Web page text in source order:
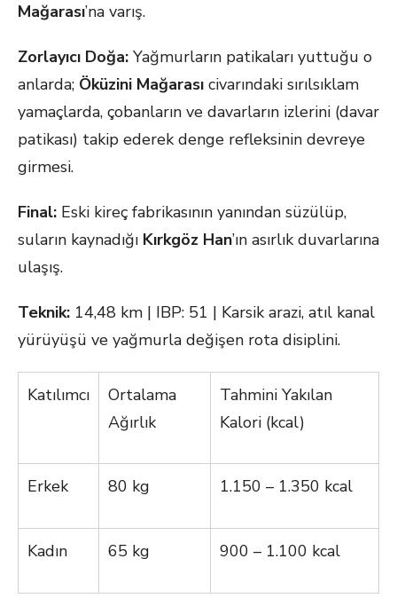
Mağarası’na varış.
Zorlayıcı Doğa: Yağmurların patikaları yuttuğu o
anlarda; Öküzini Mağarası civarındaki sırılsıklam
yamaçlarda, çobanların ve davarların izlerini (davar
patikası) takip ederek denge refleksinin devreye
girmesi.
Final: Eski kireç fabrikasının yanından süzülüp,
suların kaynadığı Kırkgöz Han’ın asırlık duvarlarına
ulaşış.
Teknik: 14,48 km | IBP: 51 | Karsik arazi, atıl kanal
yürüyüşü ve yağmurla değişen rota disiplini.
Katılımcı
Ortalama
Ağırlık
Tahmini Yakılan
Kalori (kcal)
Erkek 80 kg 1.150 – 1.350 kcal
Kadın 65 kg 900 – 1.100 kcal